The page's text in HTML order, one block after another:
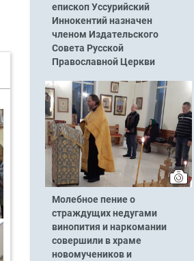
епископ Уссурийский
Иннокентий назначен
членом Издательского
Совета Русской
Православной Церкви
Молебное пение о
страждущих недугами
винопития и наркомании
совершили в храме
новомучеников и